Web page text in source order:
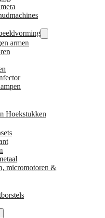
armen
Hoekstukken
micromotoren &